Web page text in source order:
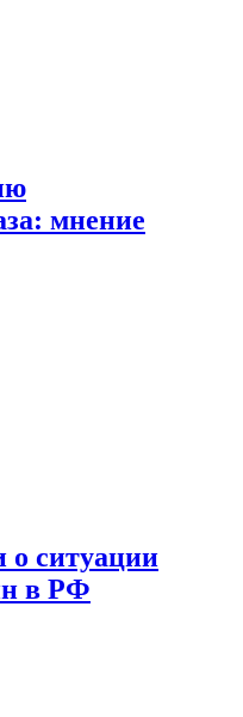
мнение
о ситуации
в РФ